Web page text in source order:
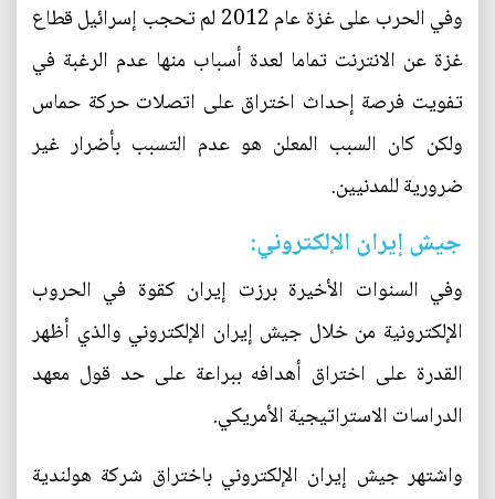
وفي الحرب على غزة عام 2012 لم تحجب إسرائيل قطاع
غزة عن الانترنت تماما لعدة أسباب منها عدم الرغبة في
تفويت فرصة إحداث اختراق على اتصلات حركة حماس
ولكن كان السبب المعلن هو عدم التسبب بأضرار غير
ضرورية للمدنيين.
جيش إيران الإلكتروني:
وفي السنوات الأخيرة برزت إيران كقوة في الحروب
الإلكترونية من خلال جيش إيران الإلكتروني والذي أظهر
القدرة على اختراق أهدافه ببراعة على حد قول معهد
الدراسات الاستراتيجية الأمريكي.
واشتهر جيش إيران الإلكتروني باختراق شركة هولندية